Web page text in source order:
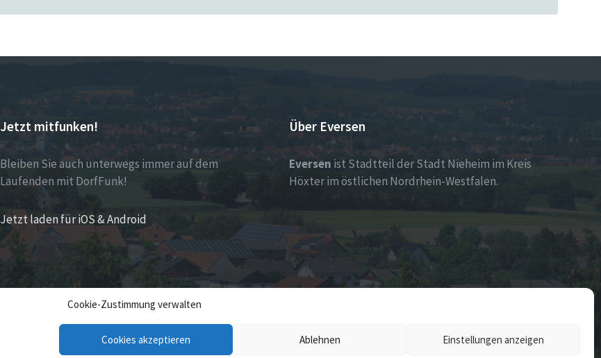
Cookie-Zustimmung verwalten
Cookies akzeptieren Ablehnen Einstellungen anzeigen
Jetzt mitfunken!
Bleiben Sie auch unterwegs immer auf dem
Laufenden mit DorfFunk!
Jetzt laden für iOS & Android
Über Eversen
Eversen ist Stadtteil der Stadt Nieheim im Kreis
Höxter im östlichen Nordrhein-Westfalen.